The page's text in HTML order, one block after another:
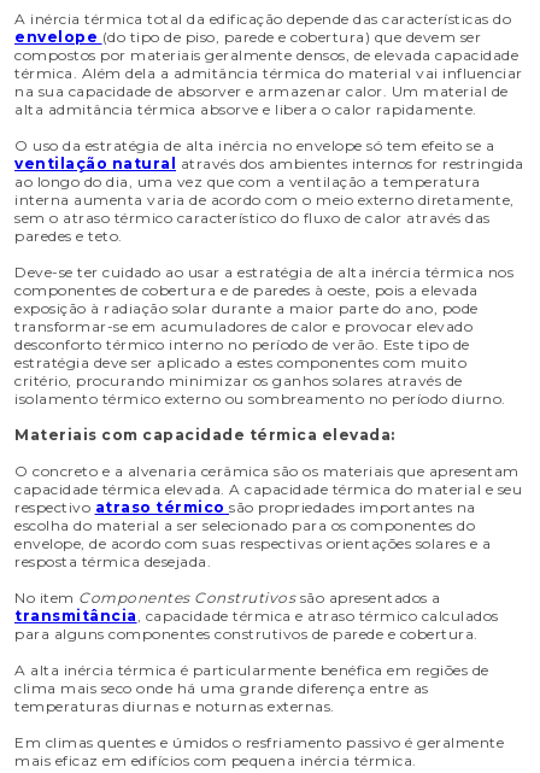
A inércia térmica total da edificação depende das características do
envelope (do tipo de piso, parede e cobertura) que devem ser
compostos por materiais geralmente densos, de elevada capacidade
térmica. Além dela a admitância térmica do material vai influenciar
na sua capacidade de absorver e armazenar calor. Um material de
alta admitância térmica absorve e libera o calor rapidamente.
O uso da estratégia de alta inércia no envelope só tem efeito se a
ventilação natural
através dos ambientes internos for restringida
ao longo do dia, uma vez que com a ventilação a temperatura
interna aumenta varia de acordo com o meio externo diretamente,
sem o atraso térmico característico do fluxo de calor através das
paredes e teto.
Deve-se ter cuidado ao usar a estratégia de alta inércia térmica nos
componentes de cobertura e de paredes à oeste, pois a elevada
exposição à radiação solar durante a maior parte do ano, pode
transformar-se em acumuladores de calor e provocar elevado
desconforto térmico interno no período de verão. Este tipo de
estratégia deve ser aplicado a estes componentes com muito
critério, procurando minimizar os ganhos solares através de
isolamento térmico externo ou sombreamento no período diurno.
Materiais com capacidade térmica elevada:
O concreto e a alvenaria cerâmica são os materiais que apresentam
capacidade térmica elevada. A capacidade térmica do material e seu
respectivo atraso térmico são propriedades importantes na
escolha do material a ser selecionado para os componentes do
envelope, de acordo com suas respectivas orientações solares e a
resposta térmica desejada.
No item Componentes Construtivossão apresentados a
transmitância, capacidade térmica e atraso térmico calculados
para alguns componentes construtivos de parede e cobertura.
A alta inércia térmica é particularmente benéfica em regiões de
clima mais seco onde há uma grande diferença entre as
temperaturas diurnas e noturnas externas.
Em climas quentes e úmidos o resfriamento passivo é geralmente
mais eficaz em edifícios com pequena inércia térmica.